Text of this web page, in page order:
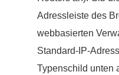
Adressleiste des
webbasierten
Standard-IP-
Typenschild unten